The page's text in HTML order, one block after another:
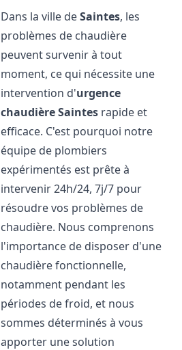
Dans la ville deSaintes, les
problèmes de chaudière
peuvent survenir à tout
moment, ce qui nécessite une
intervention d'urgence
chaudièreSaintes rapide et
efficace. C'est pourquoi notre
équipe de plombiers
expérimentés est prête à
intervenir 24h/24, 7j/7 pour
résoudre vos problèmes de
chaudière. Nous comprenons
l'importance de disposer d'une
chaudière fonctionnelle,
notamment pendant les
périodes de froid, et nous
sommes déterminés à vous
apporter une solution